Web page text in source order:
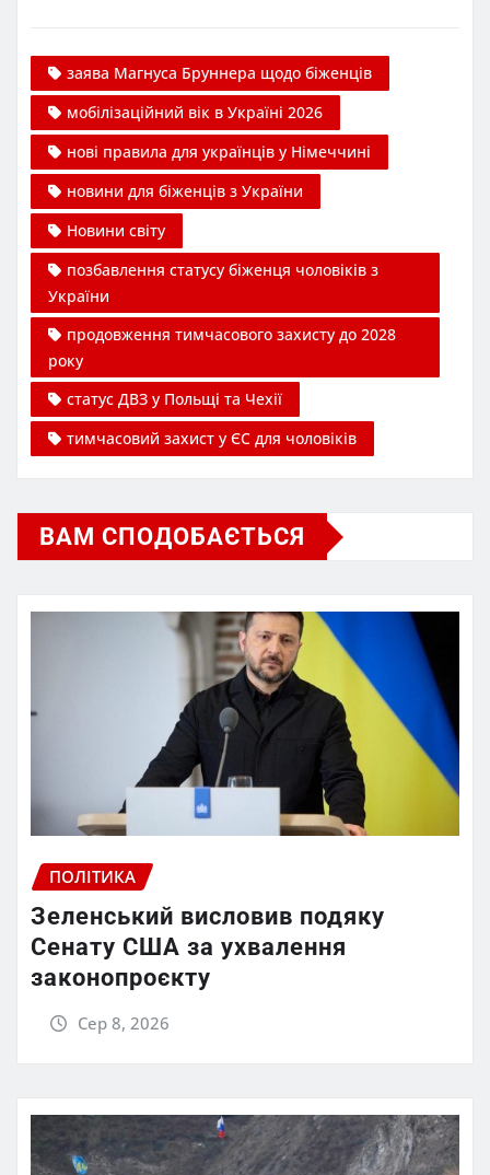
заява Магнуса Бруннера щодо біженців
мобілізаційний вік в Україні 2026
нові правила для українців у Німеччині
новини для біженців з України
Новини світу
позбавлення статусу біженця чоловіків з
України
продовження тимчасового захисту до 2028
року
статус ДВЗ у Польщі та Чехії
тимчасовий захист у ЄС для чоловіків
ВАМ СПОДОБАЄТЬСЯ
ПОЛІТИКА
Зеленський висловив подяку
Сенату США за ухвалення
законопроєкту
Сер 8, 2026